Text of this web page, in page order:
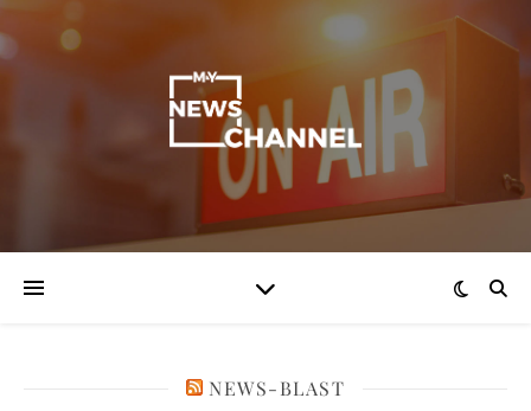
NEWS-BLAST